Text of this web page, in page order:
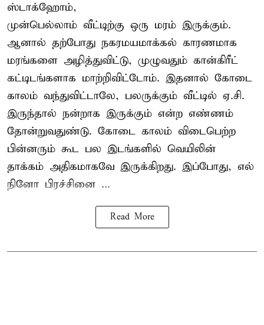
ஸ்டாக்ஹோம்,
முன்பெல்லாம் வீட்டிற்கு ஒரு மரம் இருக்கும்.
ஆனால் தற்போது நகரமயமாக்கல் காரணமாக
மரங்களை அழித்துவிட்டு, முழுவதும் கான்கிரீட்
கட்டிடங்களாக மாற்றிவிட்டோம். இதனால் கோடை
காலம் வந்துவிட்டாலே, பலருக்கும் வீட்டில் ஏ.சி.
இருந்தால் நன்றாக இருக்கும் என்ற எண்ணம்
தோன்றுவதுண்டு. கோடை காலம் விடைபெற்ற
பின்னரும் கூட பல இடங்களில் வெயிலின்
தாக்கம் அதிகமாகவே இருக்கிறது. இப்போது, எல்
நினோ பிரச்சினை ...
Read More